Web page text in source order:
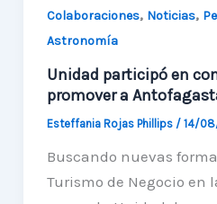
Colaboraciones, Noticias,
Astronomía
Unidad participó en
promover a
Esteffania Rojas Phillips / 14/
Buscando nuevas
Turismo de Negocio en